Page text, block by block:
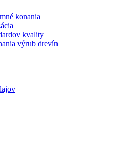
konania
kvality
výrub drevín